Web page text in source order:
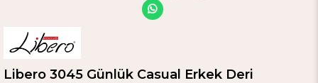
Libero 3045 Günlük Casual Erkek Deri